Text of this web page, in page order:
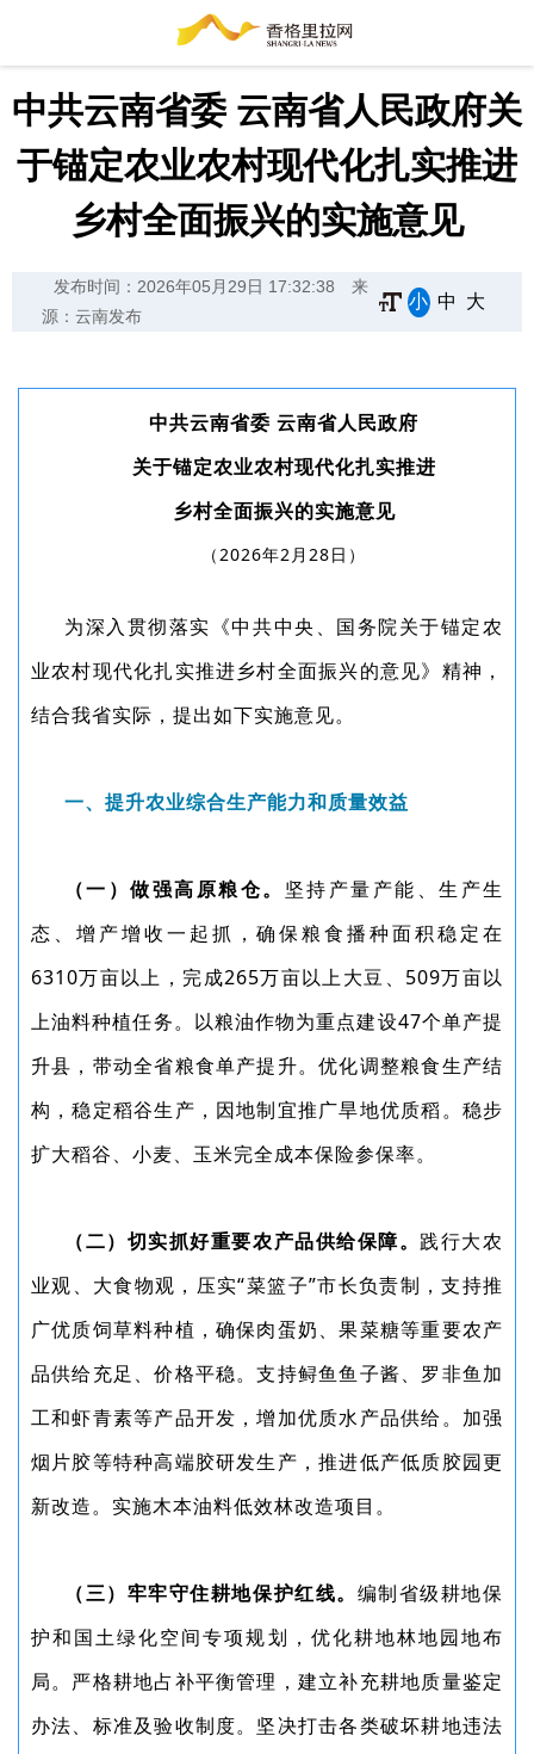
中共云南省委 云南省人民政府关
于锚定农业农村现代化扎实推进
乡村全面振兴的实施意见
发布时间：2026年05月29日 17:32:38
来
源：云南发布
小 中 大
中共云南省委 云南省人民政府
关于锚定农业农村现代化扎实推进
乡村全面振兴的实施意见
（2026年2月28日）
为深入贯彻落实《中共中央、国务院关于锚定农
业农村现代化扎实推进乡村全面振兴的意见》精神，
结合我省实际，提出如下实施意见。
一、提升农业综合生产能力和质量效益
（一）做强高原粮仓。 坚持产量产能、生产生
态、增产增收一起抓，确保粮食播种面积稳定在
6310万亩以上，完成265万亩以上大豆、509万亩以
上油料种植任务。以粮油作物为重点建设47个单产提
升县，带动全省粮食单产提升。优化调整粮食生产结
构，稳定稻谷生产，因地制宜推广旱地优质稻。稳步
扩大稻谷、小麦、玉米完全成本保险参保率。
（二）切实抓好重要农产品供给保障。 践行大农
业观、大食物观，压实“菜篮子”市长负责制，支持推
广优质饲草料种植，确保肉蛋奶、果菜糖等重要农产
品供给充足、价格平稳。支持鲟鱼鱼子酱、罗非鱼加
工和虾青素等产品开发，增加优质水产品供给。加强
烟片胶等特种高端胶研发生产，推进低产低质胶园更
新改造。实施木本油料低效林改造项目。
（三）牢牢守住耕地保护红线。 编制省级耕地保
护和国土绿化空间专项规划，优化耕地林地园地布
局。严格耕地占补平衡管理，建立补充耕地质量鉴定
办法、标准及验收制度。坚决打击各类破坏耕地违法